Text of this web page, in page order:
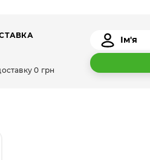
0 грн